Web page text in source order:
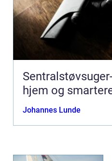
hjem og
Johannes Lunde